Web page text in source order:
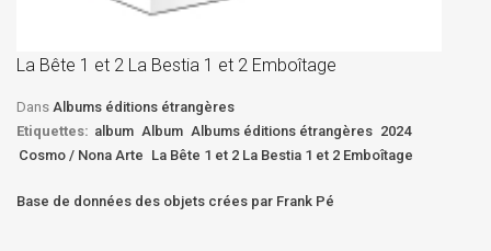
La Bête 1 et 2 La Bestia 1 et 2 Emboîtage
Dans Albums éditions étrangères
Etiquettes: album Album Albums éditions étrangères 2024
Cosmo / Nona Arte La Bête 1 et 2 La Bestia 1 et 2 Emboîtage
Base de données des objets crées par Frank Pé